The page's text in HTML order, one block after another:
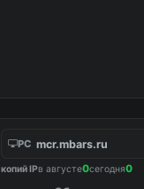
PC mcr.mbars.ru
копий IPв августе0сегодня0